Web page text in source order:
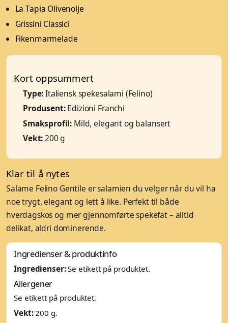
La Tapia Olivenolje
Grissini Classici
Fikenmarmelade
Kort oppsummert
Type:Italiensk spekesalami (Felino)
Produsent:Edizioni Franchi
Smaksprofil: Mild, elegant og balansert
Vekt:200 g
Klar til å nytes
Salame Felino Gentile er salamien du velger når du vil ha
noe trygt, elegant og lett å like. Perfekt til både
hverdagskos og mer gjennomførte spekefat – alltid
delikat, aldri dominerende.
Ingredienser & produktinfo
Ingredienser:Se etikett på produktet.
Allergener
Se etikett på produktet.
Vekt:200 g.